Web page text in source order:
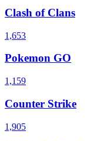
Clash of Clans
1,653
Pokemon GO
1,159
Counter Strike
1,905